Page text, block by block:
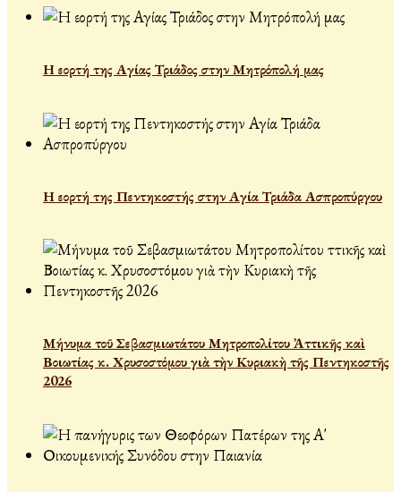
Η εορτή της Αγίας Τριάδος στην Μητρόπολή μας
Η εορτή της Πεντηκοστής στην Αγία Τριάδα Ασπροπύργου
Μήνυμα τοῦ Σεβασμιωτάτου Μητροπολίτου Ἀττικῆς καὶ
Βοιωτίας κ. Χρυσοστόμου γιὰ τὴν Κυριακὴ τῆς Πεντηκοστῆς
2026